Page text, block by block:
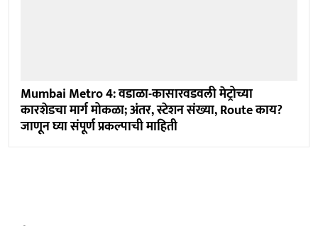
Mumbai Metro 4: वडाळा-कासारवडवली मेट्रोच्या
कारशेडचा मार्ग मोकळा; अंतर, स्टेशन संख्या, Route काय?
जाणून घ्या संपूर्ण प्रकल्पाची माहिती